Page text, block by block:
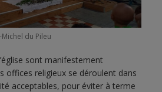
du Pileu
sont manifestement
offices religieux se déroulent dans
acceptables, pour éviter à terme